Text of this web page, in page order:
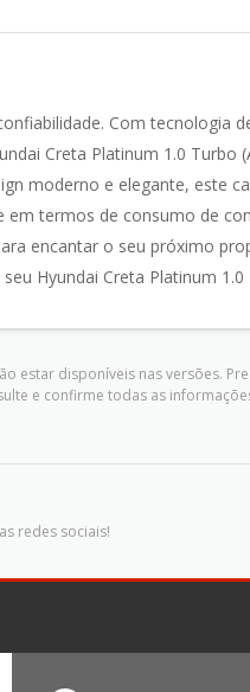
Com tecnologia
Creta Platinum 1.0 Turbo
moderno e elegante, este
termos de consumo de
encantar o seu próximo
Hyundai Creta Platinum 1.0
estar disponíveis nas versões.
e confirme todas as
redes sociais!